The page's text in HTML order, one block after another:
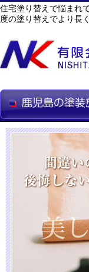
住宅塗り替えで悩まれ
度の塗り替えでより長